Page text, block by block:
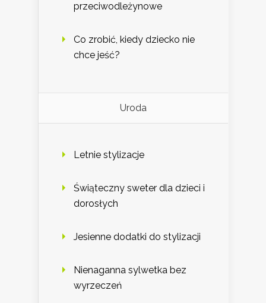
przeciwodleżynowe
Co zrobić, kiedy dziecko nie
chce jeść?
Uroda
Letnie stylizacje
Świąteczny sweter dla dzieci i
dorosłych
Jesienne dodatki do stylizacji
Nienaganna sylwetka bez
wyrzeczeń